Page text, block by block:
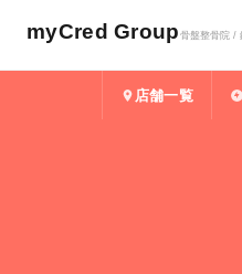
myCred Group 骨盤整骨院 /
店舗一覧